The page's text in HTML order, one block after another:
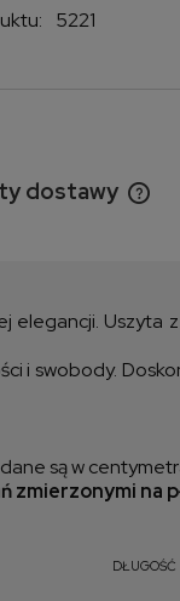
5221
dostawy
Uszyta
i swobody.
są w
zmierzonymi na
DŁUGOŚĆ